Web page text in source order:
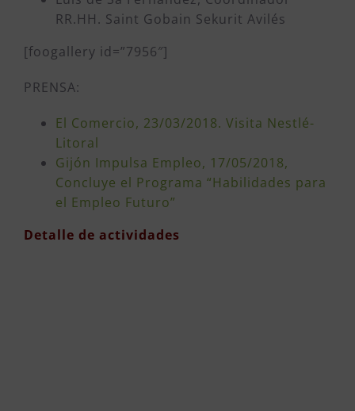
RR.HH. Saint Gobain Sekurit Avilés
[foogallery id=”7956″]
PRENSA:
El Comercio, 23/03/2018. Visita Nestlé-
Litoral
Gijón Impulsa Empleo, 17/05/2018,
Concluye el Programa “Habilidades para
el Empleo Futuro”
Detalle de actividades